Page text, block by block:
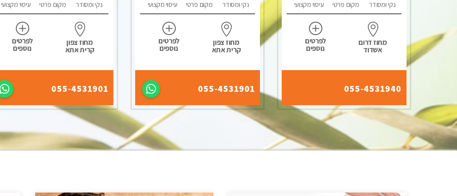
נקי ומסודר מקום פרטי עיסוי מקצועי
מחוז דרום
אשדוד
לפרטים
נוספים
055-4531940
נקי ומסודר מקום פרטי עיסוי מקצועי
מחוז צפון
קרית אתא
לפרטים
נוספים
055-4531901
נקי ומסודר מקום פרטי עיסוי מקצועי
מחוז צפון
קרית אתא
לפרטים
נוספים
055-4531901